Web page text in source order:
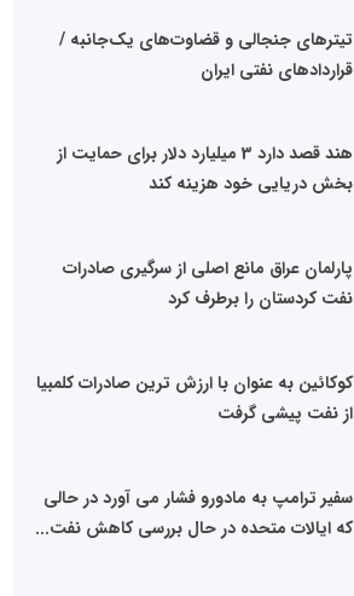
تیترهای جنجالی و قضاوت‌های یک‌جانبه /
قراردادهای نفتی ایران
هند قصد دارد 3 میلیارد دلار برای حمایت از
بخش دریایی خود هزینه کند
پارلمان عراق مانع اصلی از سرگیری صادرات
نفت کردستان را برطرف کرد
کوکائین به عنوان با ارزش ترین صادرات کلمبیا
از نفت پیشی گرفت
سفیر ترامپ به مادورو فشار می آورد در حالی
که ایالات متحده در حال بررسی کاهش نفت...